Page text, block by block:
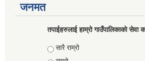
जनमत
तपाईहरुलाई हाम्रो गाउँपालिकाको सेवा
Choices
सारै राम्रो